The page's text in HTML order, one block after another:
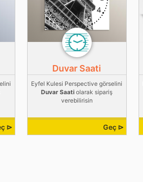
⊳
Duvar Saati
Eyfel Kulesi Perspective görselini
Duvar Saati olarak sipariş
verebilirisin
Geç ⊳